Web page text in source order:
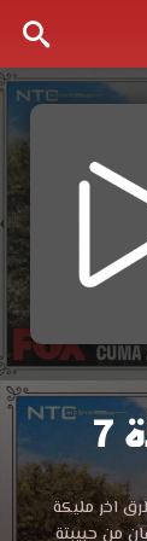
اخر مليكة
من حبيبتة